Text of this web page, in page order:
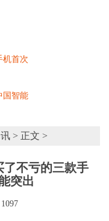
机首次
国智能
> 正文 >
了不亏的三款手
突出